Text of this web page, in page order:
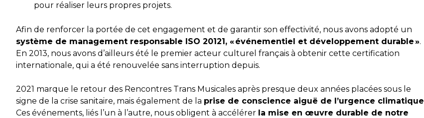
pour réaliser leurs propres projets.
Afin de renforcer la portée de cet engagement et de garantir son effectivité, nous avons adopté un
système de management responsable ISO 20121, « événementiel et développement durable ».
En 2013, nous avons d’ailleurs été le premier acteur culturel français à obtenir cette certification
internationale, qui a été renouvelée sans interruption depuis.
2021 marque le retour des Rencontres Trans Musicales après presque deux années placées sous le
signe de la crise sanitaire, mais également de la prise de conscience aiguë de l’urgence climatique
Ces événements, liés l’un à l’autre, nous obligent à accélérer la mise en œuvre durable de notre